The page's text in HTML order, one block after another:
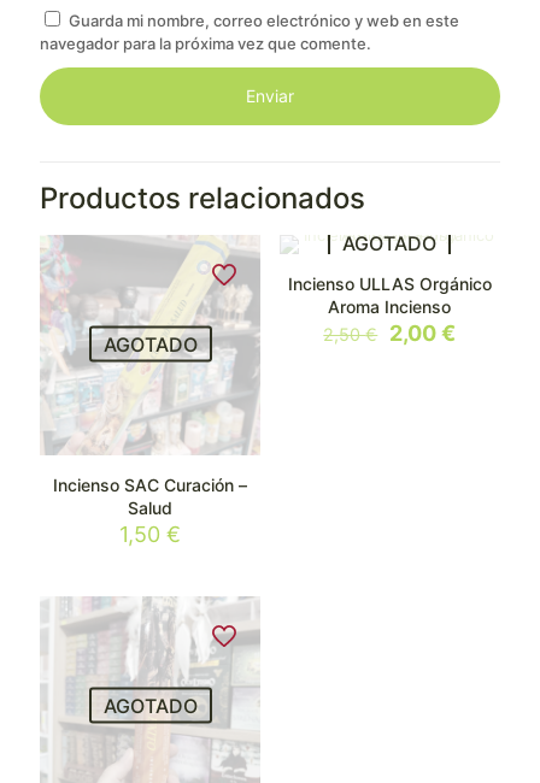
Guarda mi nombre, correo electrónico y web en este
navegador para la próxima vez que comente.
Productos relacionados
AGOTADO
Incienso SAC Curación –
Salud
1,50€
EN OFERTA
AGOTADO
Incienso ULLAS Orgánico
Aroma Incienso
2,50€
El
2,00€
AGOTADO